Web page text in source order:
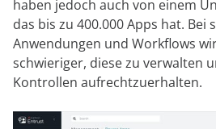
haben jedoch auch von einem
das bis zu 400.000 Apps hat. Bei
Anwendungen und Workflows
schwieriger, diese zu verwalten
Kontrollen aufrechtzuerhalten.